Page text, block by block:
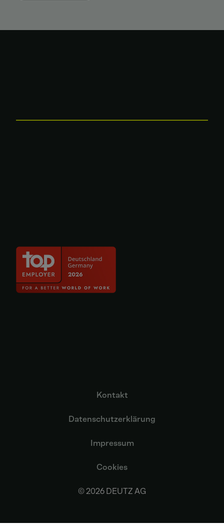
© 2026 DEUTZ AG
Kontakt
Datenschutzerklärung
Impressum
Cookies